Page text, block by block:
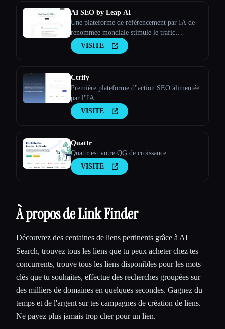
AI SEO by Leap AI
Une plateforme de référencement par IA de
renommée mondiale stimule le trafic
organique et reflète la voix de ta marque.
Garantit un contenu sécurisé et de haute
VISITE
Ctrify
Première plateforme d''action SEO alimentée
par l''IA
VISITE
Quattr
Quattr est votre QG de croissance
VISITE
À propos de Link Finder
Découvrez des centaines de liens pertinents grâce à AI
Search, trouvez tous les liens que tu peux acheter chez tes
concurrents, trouve tous les liens disponibles pour les mots
clés que tu souhaites, effectue des recherches groupées sur
des milliers de domaines en quelques secondes. Gagnez du
temps et de l'argent sur tes campagnes de création de liens.
Ne payez plus jamais trop cher pour un lien.